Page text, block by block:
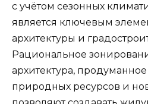
с учётом сезонных
является ключевым
архитектуры и
Рациональное
архитектура,
природных ресурсов и